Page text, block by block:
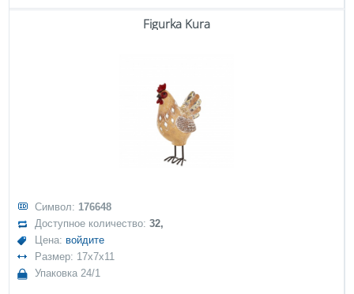
Figurka Kura
Символ: 176648
Доступное количество:32,
Цена: войдите
Размер: 17x7x11
Упаковка 24/1